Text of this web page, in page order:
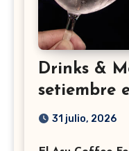
Drinks &
setiembre
31 julio, 2026